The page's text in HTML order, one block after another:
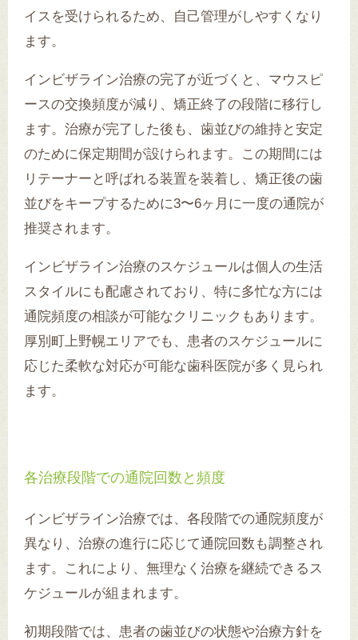
イスを受けられるため、自己管理がしやすくなり
ます。
インビザライン治療の完了が近づくと、マウスピ
ースの交換頻度が減り、矯正終了の段階に移行し
ます。治療が完了した後も、歯並びの維持と安定
のために保定期間が設けられます。この期間には
リテーナーと呼ばれる装置を装着し、矯正後の歯
並びをキープするために3〜6ヶ月に一度の通院が
推奨されます。
インビザライン治療のスケジュールは個人の生活
スタイルにも配慮されており、特に多忙な方には
通院頻度の相談が可能なクリニックもあります。
厚別町上野幌エリアでも、患者のスケジュールに
応じた柔軟な対応が可能な歯科医院が多く見られ
ます。
各治療段階での通院回数と頻度
インビザライン治療では、各段階での通院頻度が
異なり、治療の進行に応じて通院回数も調整され
ます。これにより、無理なく治療を継続できるス
ケジュールが組まれます。
初期段階では、患者の歯並びの状態や治療方針を